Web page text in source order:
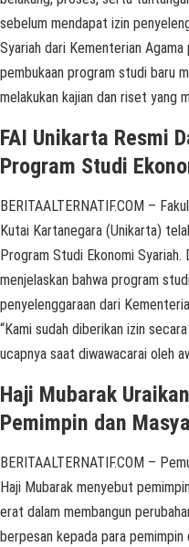
sebelum mendapat izin
Syariah dari Kementerian
pembukaan program studi baru
melakukan kajian dan riset yang
FAI Unikarta Resmi
Program Studi
BERITAALTERNATIF.COM –
Kutai Kartanegara (Unikarta)
Program Studi Ekonomi Syariah.
menjelaskan bahwa program
penyelenggaraan dari
“Kami sudah diberikan izin
ucapnya saat diwawacarai oleh
Haji Mubarak
Pemimpin dan
BERITAALTERNATIF.COM –
Haji Mubarak menyebut
erat dalam membangun
berpesan kepada para